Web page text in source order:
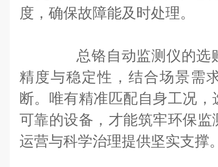
度，确保故障能及时处理。
总铬自动监测仪的选
精度与稳定性，结合场景需
断。唯有精准匹配自身工况
可靠的设备，才能筑牢环保
运营与科学治理提供坚实支撑